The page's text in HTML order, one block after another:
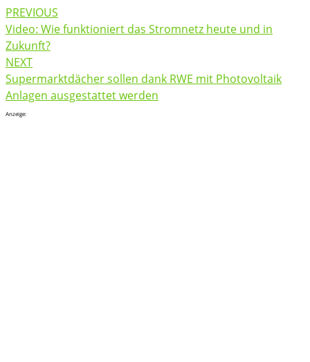
Post
navigation
PREVIOUS
Video: Wie funktioniert das Stromnetz heute und in
Zukunft?
NEXT
Supermarktdächer sollen dank RWE mit Photovoltaik
Anlagen ausgestattet werden
Anzeige: